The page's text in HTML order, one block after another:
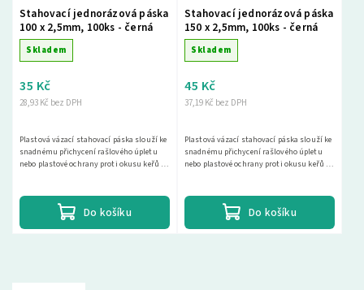
Stahovací jednorázová páska
100 x 2,5mm, 100ks - černá
Skladem
28,93 Kč bez DPH
35 Kč
Do košíku
Plastová vázací stahovací páska slouží ke
snadnému přichycení rašlového úpletu
nebo plastové ochrany proti okusu keřů a
Stahovací jednorázová páska
150 x 2,5mm, 100ks - černá
Skladem
37,19 Kč bez DPH
45 Kč
Do košíku
Plastová vázací stahovací páska slouží ke
snadnému přichycení rašlového úpletu
nebo plastové ochrany proti okusu keřů a